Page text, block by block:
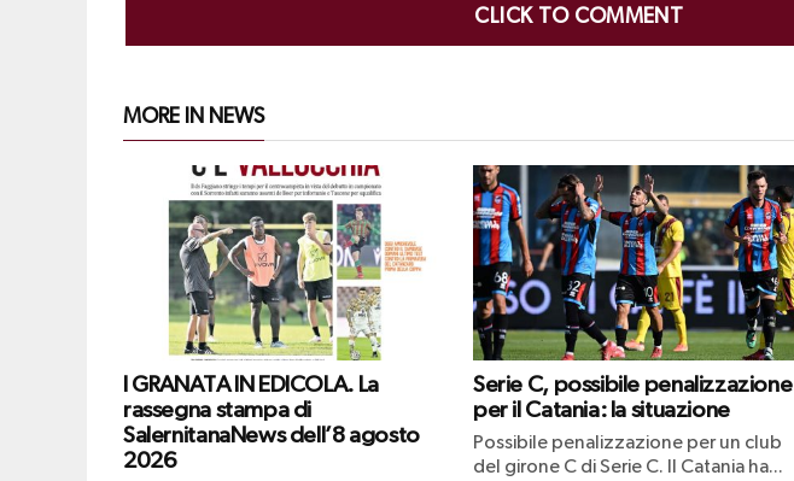
CLICK TO COMMENT
MORE IN NEWS
I GRANATA IN EDICOLA. La
rassegna stampa di
SalernitanaNews dell’8 agosto
2026
Serie C, possibile penalizzazione
per il Catania: la situazione
Possibile penalizzazione per un club
del girone C di Serie C. Il Catania ha...